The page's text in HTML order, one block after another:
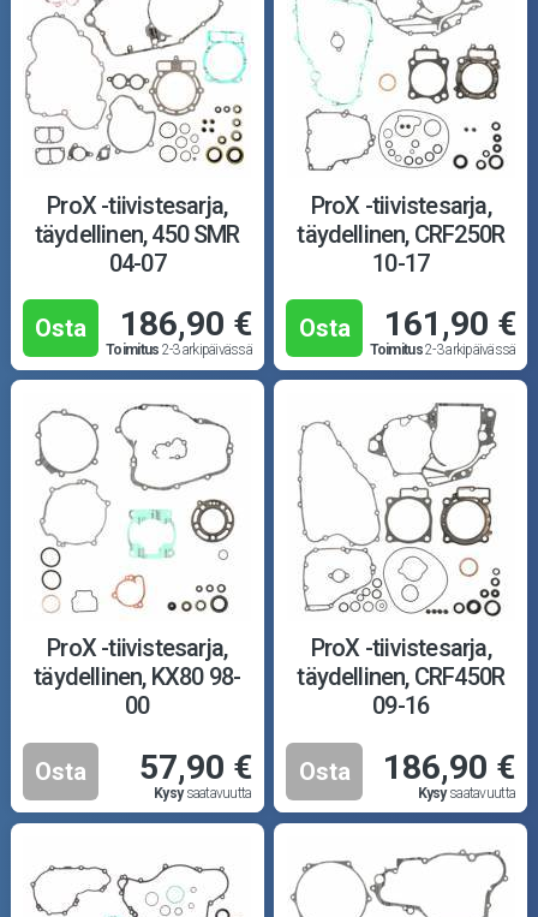
ProX -tiivistesarja,
täydellinen, 450 SMR
04-07
Osta 186,90 €
Toimitus 2-3 arkipäivässä
ProX -tiivistesarja,
täydellinen, CRF250R
10-17
Osta 161,90 €
Toimitus2-3 arkipäivässä
ProX -tiivistesarja,
täydellinen, KX80 98-
00
Osta 57,90 €
Kysysaatavuutta
ProX -tiivistesarja,
täydellinen, CRF450R
09-16
Osta 186,90 €
Kysysaatavuutta